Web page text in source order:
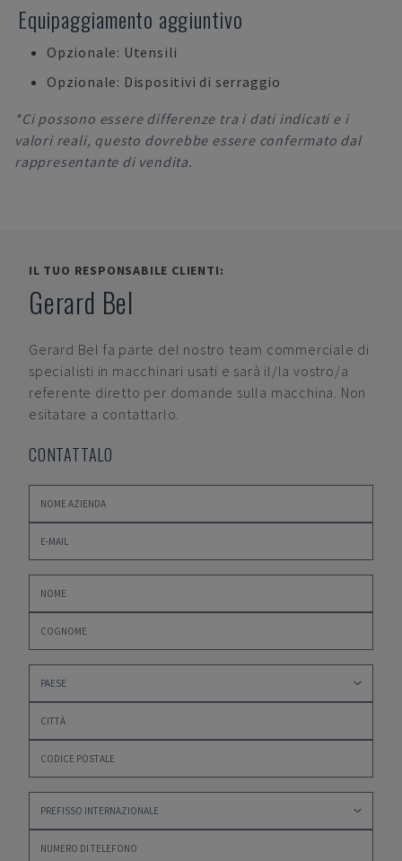
Equipaggiamento aggiuntivo
Opzionale: Utensili
Opzionale: Dispositivi di serraggio
*Ci possono essere differenze tra i dati indicati e i
valori reali, questo dovrebbe essere confermato dal
rappresentante di vendita.
IL TUO RESPONSABILE CLIENTI:
Gerard Bel
Gerard Bel fa parte del nostro team commerciale di
specialisti in macchinari usati e sarà il/la vostro/a
referente diretto per domande sulla macchina. Non
esitatare a contattarlo.
CONTATTALO